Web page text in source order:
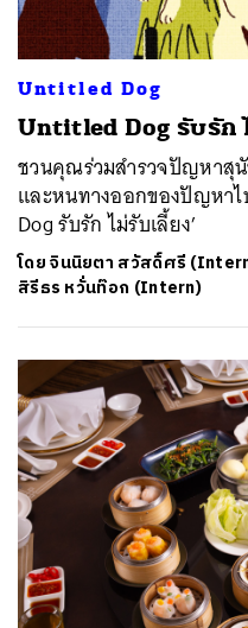
Untitled Dog
Untitled Dog รับรัก
ชวนคุณร่วมสำรวจปัญหาสุ
และหนทางออกของปัญหา
Dog รับรัก ไม่รับเลี้ยง’
โดยจินนิยตา สวัสดิ์ศรี
สิรีธร หวั่นท๊อก (Intern)